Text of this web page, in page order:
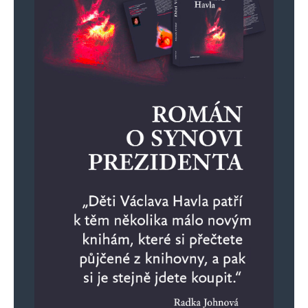
Webová stránka
Uložit do prohlížeče jméno, e-mail a webovou stránku pro budoucí
Informujte mě o nových komentářích e-mailem.
Informujte mě o nových příspěvcích e-mailem.